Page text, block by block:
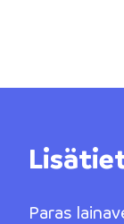
Paras